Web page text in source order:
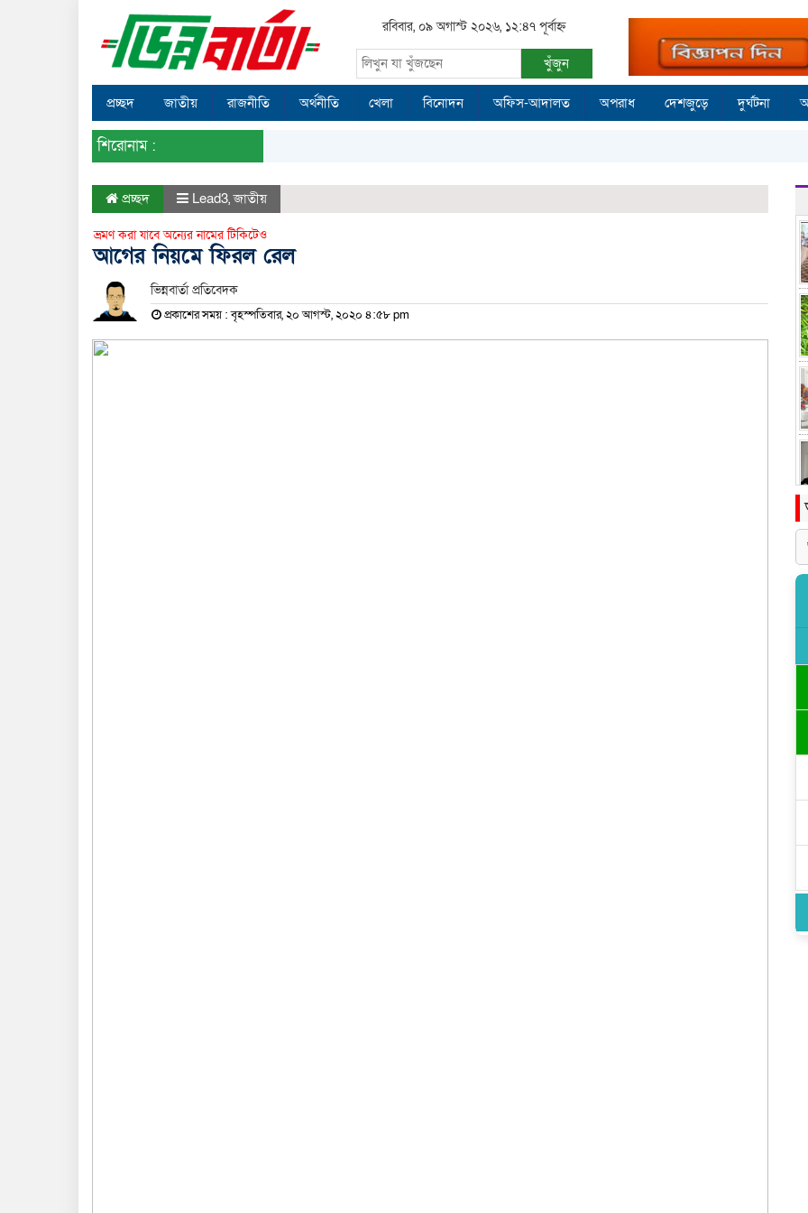
রবিবার, ০৯ অগাস্ট ২০২৬, ১২:৪৭ পূর্বাহ্ন
খুঁজুন
প্রচ্ছদ জাতীয় রাজনীতি অর্থনীতি খেলা বিনোদন অফিস-আদালত অপরাধ দেশজুড়ে দুর্ঘটনা
শিরোনাম :
প্রচ্ছদ Lead3,জাতীয়
ভ্রমণ করা যাবে অন্যের নামের টিকিটেও
আগের নিয়মে ফিরল রেল
ভিন্নবার্তা প্রতিবেদক
প্রকাশের সময় : বৃহস্পতিবার, ২০ আগস্ট, ২০২০ ৪:৫৮ pm